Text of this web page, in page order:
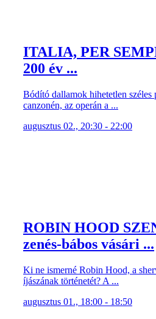
ITALIA, PER
200 év ...
Bódító dallamok hihetetlen széles
canzonén, az operán a ...
augusztus 02., 20:30 - 22:00
ROBIN HOOD
zenés-bábos vásári ...
Ki ne ismerné Robin Hood, a
íjászának történetét? A ...
augusztus 01., 18:00 - 18:50